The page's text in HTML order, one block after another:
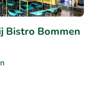
Bistro Bommen